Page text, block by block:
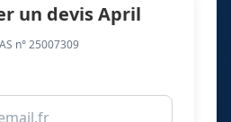
un devis April
n° 25007309